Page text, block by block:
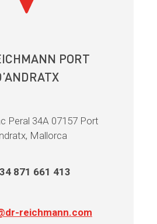
PORT
Peral 34A 07157 Port
Mallorca
871 661 413
reichmann.com